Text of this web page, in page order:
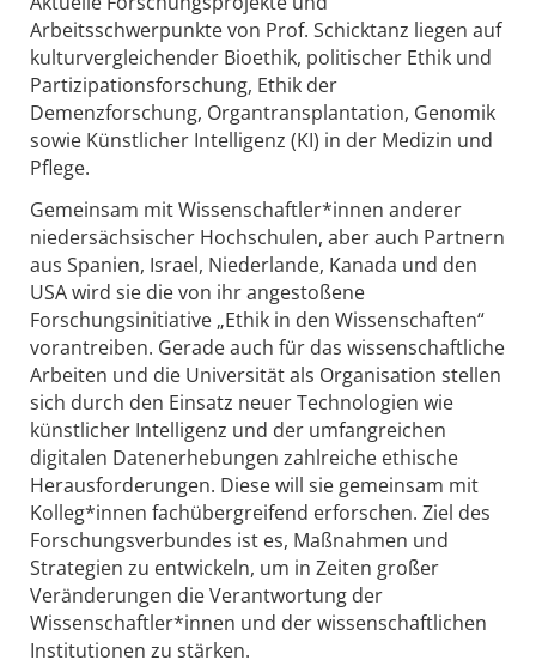
Arbeitsschwerpunkte von Prof. Schicktanz liegen auf
kulturvergleichender Bioethik, politischer Ethik und
Partizipationsforschung, Ethik der
Demenzforschung, Organtransplantation, Genomik
sowie Künstlicher Intelligenz (KI) in der Medizin und
Pflege.
Gemeinsam mit Wissenschaftler*innen anderer
niedersächsischer Hochschulen, aber auch Partnern
aus Spanien, Israel, Niederlande, Kanada und den
USA wird sie die von ihr angestoßene
Forschungsinitiative „Ethik in den Wissenschaften“
vorantreiben. Gerade auch für das wissenschaftliche
Arbeiten und die Universität als Organisation stellen
sich durch den Einsatz neuer Technologien wie
künstlicher Intelligenz und der umfangreichen
digitalen Datenerhebungen zahlreiche ethische
Herausforderungen. Diese will sie gemeinsam mit
Kolleg*innen fachübergreifend erforschen. Ziel des
Forschungsverbundes ist es, Maßnahmen und
Strategien zu entwickeln, um in Zeiten großer
Veränderungen die Verantwortung der
Wissenschaftler*innen und der wissenschaftlichen
Institutionen zu stärken.